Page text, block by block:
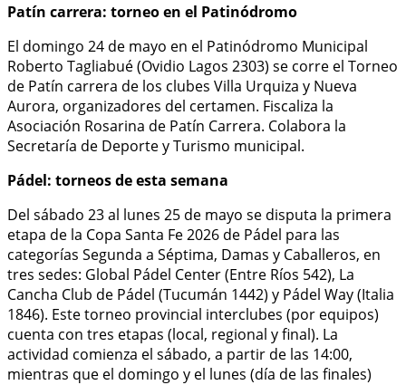
Patín carrera: torneo en el Patinódromo
El domingo 24 de mayo en el Patinódromo Municipal
Roberto Tagliabué (Ovidio Lagos 2303) se corre el Torneo
de Patín carrera de los clubes Villa Urquiza y Nueva
Aurora, organizadores del certamen. Fiscaliza la
Asociación Rosarina de Patín Carrera. Colabora la
Secretaría de Deporte y Turismo municipal.
Pádel: torneos de esta semana
Del sábado 23 al lunes 25 de mayo se disputa la primera
etapa de la Copa Santa Fe 2026 de Pádel para las
categorías Segunda a Séptima, Damas y Caballeros, en
tres sedes: Global Pádel Center (Entre Ríos 542), La
Cancha Club de Pádel (Tucumán 1442) y Pádel Way (Italia
1846). Este torneo provincial interclubes (por equipos)
cuenta con tres etapas (local, regional y final). La
actividad comienza el sábado, a partir de las 14:00,
mientras que el domingo y el lunes (día de las finales)